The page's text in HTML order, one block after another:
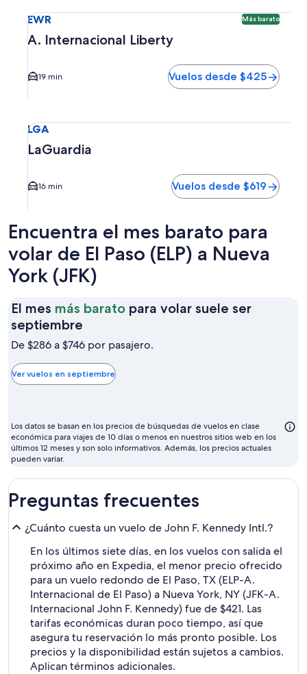
EWR Más barato
A. Internacional Liberty
19 min Vuelos desde $425
LGA
LaGuardia
16 min Vuelos desde $619
Encuentra el mes barato para
volar de El Paso (ELP) a Nueva
York (JFK)
El mes más barato para volar suele ser
septiembre
mes
barato
para
suele
ser
septiembre
De $286 a $746 por pasajero.
Ver vuelos en septiembre
Los datos se basan en los precios de búsquedas de vuelos en clase
económica para viajes de 10 días o menos en nuestros sitios web en los
últimos 12 meses y son solo informativos. Además, los precios actuales
pueden variar.
Preguntas frecuentes
¿Cuánto cuesta un vuelo de John F. Kennedy Intl.?
En los últimos siete días, en los vuelos con salida el
próximo año en Expedia, el menor precio ofrecido
para un vuelo redondo de El Paso, TX (ELP-A.
Internacional de El Paso) a Nueva York, NY (JFK-A.
Internacional John F. Kennedy) fue de $421. Las
tarifas económicas duran poco tiempo, así que
asegura tu reservación lo más pronto posible. Los
precios y la disponibilidad están sujetos a cambios.
Aplican términos adicionales.